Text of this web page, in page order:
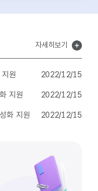
수
자세히보기
원 2022/12/15
지원 2022/12/15
화 지원 2022/12/15